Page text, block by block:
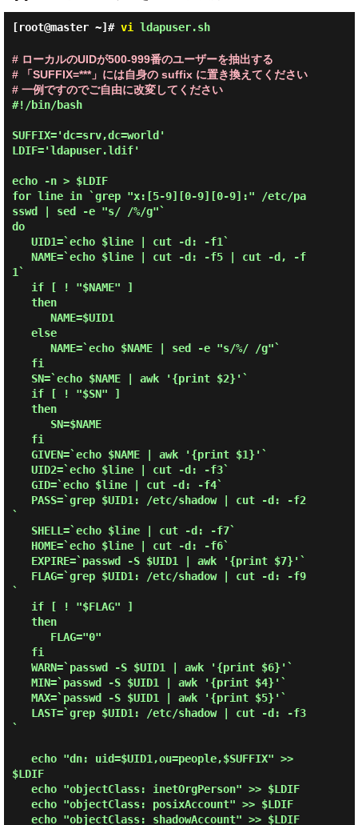
[root@master ~]# vi ldapuser.sh
# ローカルのUIDが500-999番のユーザーを抽出する
# 「SUFFIX=***」には自身の suffix に置き換えてください
# 一例ですのでご自由に改変してください
#!/bin/bash
SUFFIX='dc=srv,dc=world'
LDIF='ldapuser.ldif'
echo -n > $LDIF
for line in `grep "x:[5-9][0-9][0-9]:" /etc/pa
sswd | sed -e "s/ /%/g"`
do
1`
`
`
`
$LDIF